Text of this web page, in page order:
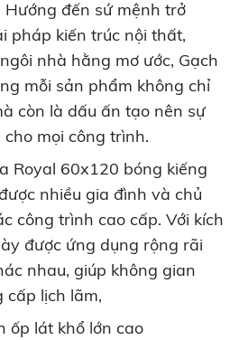
đến sứ mệnh trở
pháp kiến trúc nội thất,
nhà hằng mơ ước, Gạch
mỗi sản phẩm không chỉ
còn là dấu ấn tạo nên sự
mọi công trình.
Royal 60x120 bóng kiếng
nhiều gia đình và chủ
công trình cao cấp. Với kích
được ứng dụng rộng rãi
nhau, giúp không gian
cấp lịch lãm,
ốp lát khổ lớn cao